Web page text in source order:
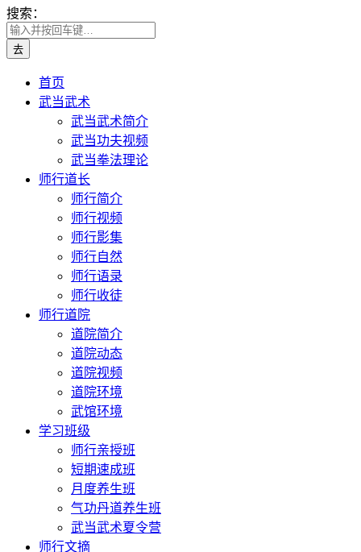
搜索：
首页
武当武术
武当武术简介
武当功夫视频
武当拳法理论
师行道长
师行简介
师行视频
师行影集
师行自然
师行语录
师行收徒
师行道院
道院简介
道院动态
道院视频
道院环境
武馆环境
学习班级
师行亲授班
短期速成班
月度养生班
气功丹道养生班
武当武术夏令营
师行文摘